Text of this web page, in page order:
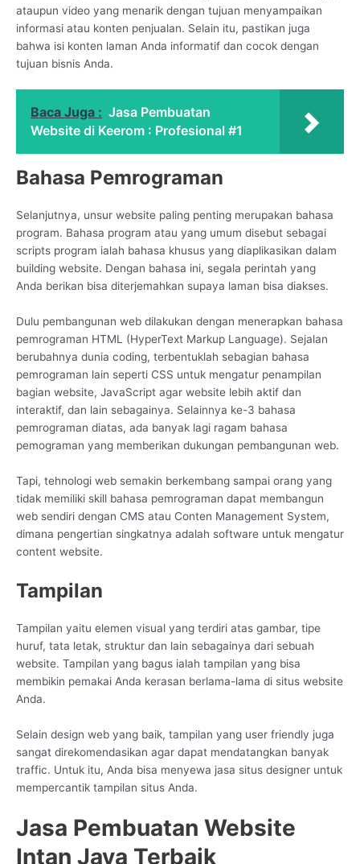
ataupun video yang menarik dengan tujuan menyampaikan
informasi atau konten penjualan. Selain itu, pastikan juga
bahwa isi konten laman Anda informatif dan cocok dengan
tujuan bisnis Anda.
Baca Juga : Jasa Pembuatan
Website di Keerom : Profesional #1
Bahasa Pemrograman
Selanjutnya, unsur website paling penting merupakan bahasa
program. Bahasa program atau yang umum disebut sebagai
scripts program ialah bahasa khusus yang diaplikasikan dalam
building website. Dengan bahasa ini, segala perintah yang
Anda berikan bisa diterjemahkan supaya laman bisa diakses.
Dulu pembangunan web dilakukan dengan menerapkan bahasa
pemrograman HTML (HyperText Markup Language). Sejalan
berubahnya dunia coding, terbentuklah sebagian bahasa
pemrograman lain seperti CSS untuk mengatur penampilan
bagian website, JavaScript agar website lebih aktif dan
interaktif, dan lain sebagainya. Selainnya ke-3 bahasa
pemrograman diatas, ada banyak lagi ragam bahasa
pemograman yang memberikan dukungan pembangunan web.
Tapi, tehnologi web semakin berkembang sampai orang yang
tidak memiliki skill bahasa pemrograman dapat membangun
web sendiri dengan CMS atau Conten Management System,
dimana pengertian singkatnya adalah software untuk mengatur
content website.
Tampilan
Tampilan yaitu elemen visual yang terdiri atas gambar, tipe
huruf, tata letak, struktur dan lain sebagainya dari sebuah
website. Tampilan yang bagus ialah tampilan yang bisa
membikin pemakai Anda kerasan berlama-lama di situs website
Anda.
Selain design web yang baik, tampilan yang user friendly juga
sangat direkomendasikan agar dapat mendatangkan banyak
traffic. Untuk itu, Anda bisa menyewa jasa situs designer untuk
mempercantik tampilan situs Anda.
Jasa Pembuatan Website
Intan Jaya Terbaik